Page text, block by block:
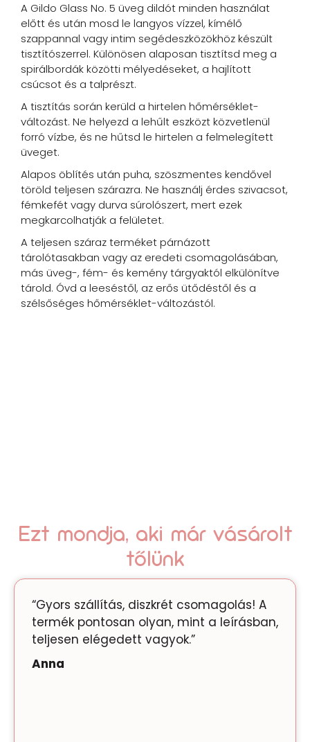
A Gildo Glass No. 5 üveg dildót minden használat
előtt és után mosd le langyos vízzel, kímélő
szappannal vagy intim segédeszközökhöz készült
tisztítószerrel. Különösen alaposan tisztítsd meg a
spirálbordák közötti mélyedéseket, a hajlított
csúcsot és a talprészt.
A tisztítás során kerüld a hirtelen hőmérséklet-
változást. Ne helyezd a lehűlt eszközt közvetlenül
forró vízbe, és ne hűtsd le hirtelen a felmelegített
üveget.
Alapos öblítés után puha, szöszmentes kendővel
töröld teljesen szárazra. Ne használj érdes szivacsot,
fémkefét vagy durva súrolószert, mert ezek
megkarcolhatják a felületet.
A teljesen száraz terméket párnázott
tárolótasakban vagy az eredeti csomagolásában,
más üveg-, fém- és kemény tárgyaktól elkülönítve
tárold. Óvd a leeséstől, az erős ütődéstől és a
szélsőséges hőmérséklet-változástól.
Ezt mondja, aki már vásárolt
tőlünk
“Gyors szállítás, diszkrét csomagolás! A
termék pontosan olyan, mint a leírásban,
teljesen elégedett vagyok.”
Anna